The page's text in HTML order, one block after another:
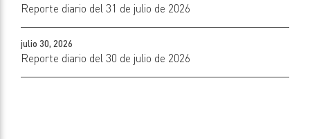
Reporte diario del 31 de julio de 2026
julio 30, 2026
Reporte diario del 30 de julio de 2026